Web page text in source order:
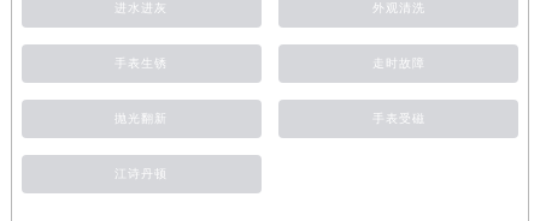
进水进灰 外观清洗
手表生锈 走时故障
抛光翻新 手表受磁
江诗丹顿